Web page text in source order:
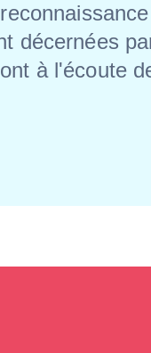
décernées
à l'écoute